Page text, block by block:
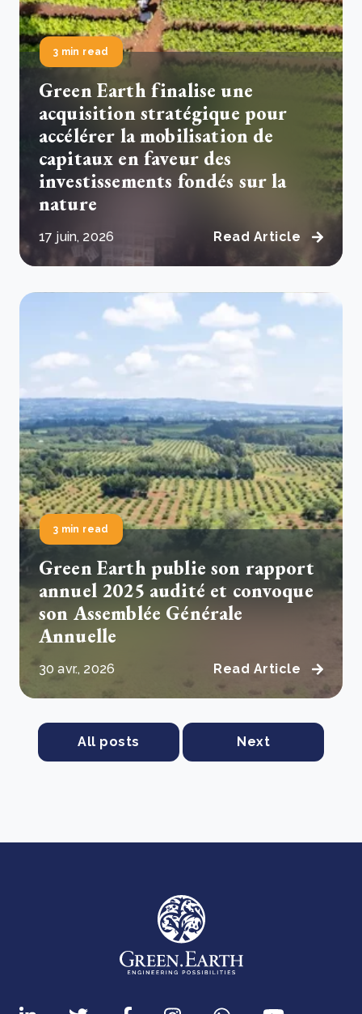
3 min read
Green Earth finalise une
acquisition stratégique pour
accélérer la mobilisation de
capitaux en faveur des
investissements fondés sur la
nature
17 juin, 2026 Read Article
3 min read
Green Earth publie son rapport
annuel 2025 audité et convoque
son Assemblée Générale
Annuelle
30 avr., 2026 Read Article
All posts Next